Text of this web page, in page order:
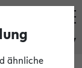
eKVV
ähnliche